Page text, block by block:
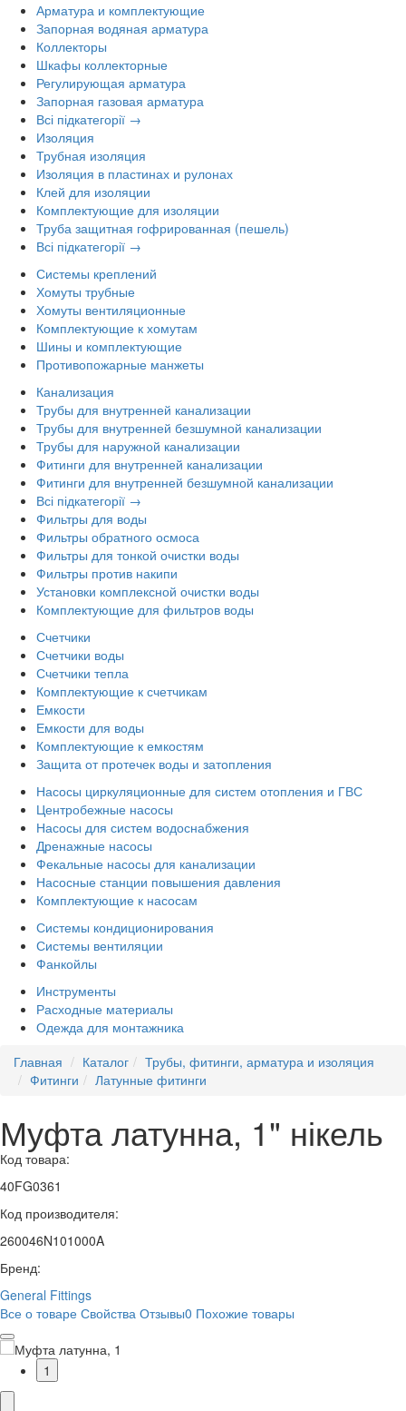
Арматура и комплектующие
Запорная водяная арматура
Коллекторы
Шкафы коллекторные
Регулирующая арматура
Запорная газовая арматура
Всі підкатегорії →
Изоляция
Трубная изоляция
Изоляция в пластинах и рулонах
Клей для изоляции
Комплектующие для изоляции
Труба защитная гофрированная (пешель)
Всі підкатегорії →
Системы креплений
Хомуты трубные
Хомуты вентиляционные
Комплектующие к хомутам
Шины и комплектующие
Противопожарные манжеты
Канализация
Трубы для внутренней канализации
Трубы для внутренней безшумной канализации
Трубы для наружной канализации
Фитинги для внутренней канализации
Фитинги для внутренней безшумной канализации
Всі підкатегорії →
Фильтры для воды
Фильтры обратного осмоса
Фильтры для тонкой очистки воды
Фильтры против накипи
Установки комплексной очистки воды
Комплектующие для фильтров воды
Счетчики
Счетчики воды
Счетчики тепла
Комплектующие к счетчикам
Емкости
Емкости для воды
Комплектующие к емкостям
Защита от протечек воды и затопления
Насосы циркуляционные для систем отопления и ГВС
Центробежные насосы
Насосы для систем водоснабжения
Дренажные насосы
Фекальные насосы для канализации
Насосные станции повышения давления
Комплектующие к насосам
Системы кондиционирования
Системы вентиляции
Фанкойлы
Инструменты
Расходные материалы
Одежда для монтажника
Главная
Каталог
Трубы, фитинги, арматура и изоляция
Фитинги
Латунные фитинги
Муфта латунна, 1" нікель
Код товара:
40FG0361
Код производителя:
260046N101000A
Бренд:
General Fittings
Все о товаре Свойства Отзывы0 Похожие товары
1